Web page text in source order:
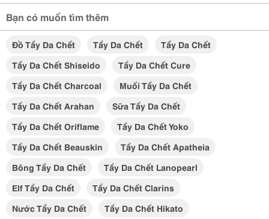
Bạn có muốn tìm thêm
Đồ Tẩy Da Chết Tẩy Da Chết
Tẩy Da Chết
Tẩy Da Chết Shiseido
Tẩy Da Chết Cure
Tẩy Da Chết Charcoal
Muối Tẩy Da Chết
Tẩy Da Chết Arahan
Sữa Tẩy Da Chết
Tẩy Da Chết Oriflame
Tẩy Da Chết Yoko
Tẩy Da Chết Beauskin
Tẩy Da Chết Apatheia
Bông Tẩy Da Chết
Tẩy Da Chết Lanopearl
Elf Tẩy Da Chết
Tẩy Da Chết Clarins
Nước Tẩy Da Chết
Tẩy Da Chết Hikato